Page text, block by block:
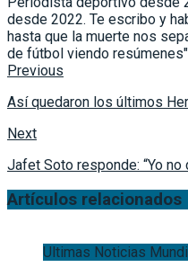
desde 2022. Te escribo y
hasta que la muerte nos
de fútbol viendo
Previous
Así quedaron los últimos
Next
Jafet Soto responde: “Yo no
Artículos relacionados
Ultimas Noticias